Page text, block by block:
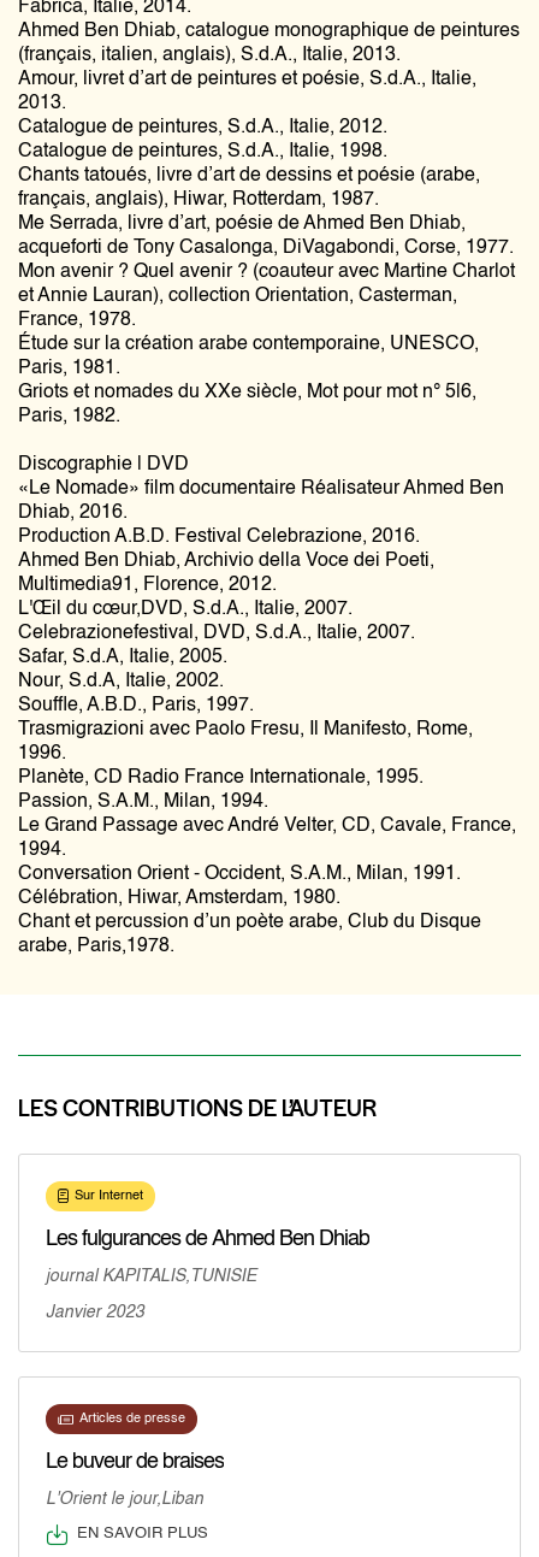
Fabrica, Italie, 2014.
Ahmed Ben Dhiab, catalogue monographique de peintures
(français, italien, anglais), S.d.A., Italie, 2013.
Amour, livret d’art de peintures et poésie, S.d.A., Italie,
2013.
Catalogue de peintures, S.d.A., Italie, 2012.
Catalogue de peintures, S.d.A., Italie, 1998.
Chants tatoués, livre d’art de dessins et poésie (arabe,
français, anglais), Hiwar, Rotterdam, 1987.
Me Serrada, livre d’art, poésie de Ahmed Ben Dhiab,
acqueforti de Tony Casalonga, DiVagabondi, Corse, 1977.
Mon avenir ? Quel avenir ? (coauteur avec Martine Charlot
et Annie Lauran), collection Orientation, Casterman,
France, 1978.
Étude sur la création arabe contemporaine, UNESCO,
Paris, 1981.
Griots et nomades du XXe siècle, Mot pour mot n° 5|6,
Paris, 1982.
Discographie | DVD
«Le Nomade» film documentaire Réalisateur Ahmed Ben
Dhiab, 2016.
Production A.B.D. Festival Celebrazione, 2016.
Ahmed Ben Dhiab, Archivio della Voce dei Poeti,
Multimedia91, Florence, 2012.
L'Œil du cœur,DVD, S.d.A., Italie, 2007.
Celebrazionefestival, DVD, S.d.A., Italie, 2007.
Safar, S.d.A, Italie, 2005.
Nour, S.d.A, Italie, 2002.
Souffle, A.B.D., Paris, 1997.
Trasmigrazioni avec Paolo Fresu, Il Manifesto, Rome,
1996.
Planète, CD Radio France Internationale, 1995.
Passion, S.A.M., Milan, 1994.
Le Grand Passage avec André Velter, CD, Cavale, France,
1994.
Conversation Orient - Occident, S.A.M., Milan, 1991.
Célébration, Hiwar, Amsterdam, 1980.
Chant et percussion d’un poète arabe, Club du Disque
arabe, Paris,1978.
LES CONTRIBUTIONS DE L’AUTEUR
Sur Internet
Les fulgurances de Ahmed Ben Dhiab
journal KAPITALIS,TUNISIE
Janvier 2023
Articles de presse
Le buveur de braises
L'Orient le jour,Liban
EN SAVOIR PLUS